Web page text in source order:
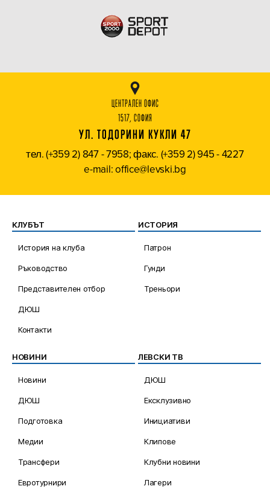
ЦЕНТРАЛЕН ОФИС
1517, СОФИЯ
УЛ. ТОДОРИНИ КУКЛИ 47
тел. (+359 2) 847 - 7958; факс. (+359 2) 945 - 4227
e-mail: office@levski.bg
КЛУБЪТ
История на клуба
Ръководство
Представителен отбор
ДЮШ
Контакти
ИСТОРИЯ
Патрон
Гунди
Треньори
НОВИНИ
Новини
ДЮШ
Подготовка
Медии
Трансфери
Евротурнири
ЛЕВСКИ ТВ
ДЮШ
Ексклузивно
Инициативи
Клипове
Клубни новини
Лагери